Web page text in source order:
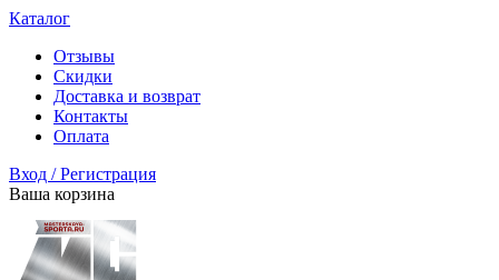
Каталог
Отзывы
Скидки
Доставка и возврат
Контакты
Оплата
Вход / Регистрация
Ваша корзина